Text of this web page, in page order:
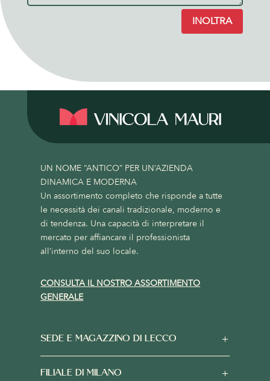
INOLTRA
UN NOME “ANTICO” PER UN’AZIENDA
DINAMICA E MODERNA
Un assortimento completo che risponde a tutte
le necessità dei canali tradizionale, moderno e
di tendenza. Una capacità di interpretare il
mercato per affiancare il professionista
all’interno del suo locale.
CONSULTA IL NOSTRO ASSORTIMENTO
GENERALE
SEDE E MAGAZZINO DI LECCO
FILIALE DI MILANO